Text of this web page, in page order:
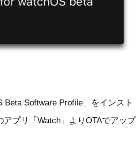
Beta Software Profile」をインスト
プリ「Watch」よりOTAでアップ